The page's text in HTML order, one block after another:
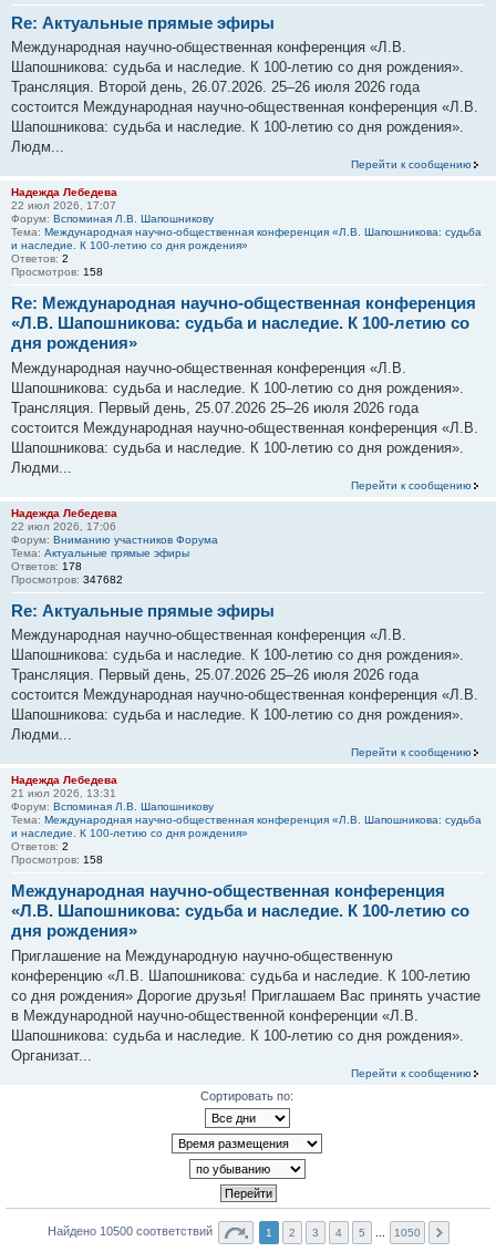
Re: Актуальные прямые эфиры
Международная научно-общественная конференция «Л.В.
Шапошникова: судьба и наследие. К 100-летию со дня рождения».
Трансляция. Второй день, 26.07.2026. 25–26 июля 2026 года
состоится Международная научно-общественная конференция «Л.В.
Шапошникова: судьба и наследие. К 100-летию со дня рождения».
Людм...
Перейти к сообщению
Надежда Лебедева
22 июл 2026, 17:07
Форум: Вспоминая Л.В. Шапошникову
Тема: Международная научно-общественная конференция «Л.В. Шапошникова: судьба
и наследие. К 100-летию со дня рождения»
Ответов: 2
Просмотров: 158
Re: Международная научно-общественная конференция
«Л.В. Шапошникова: судьба и наследие. К 100-летию со
дня рождения»
Международная научно-общественная конференция «Л.В.
Шапошникова: судьба и наследие. К 100-летию со дня рождения».
Трансляция. Первый день, 25.07.2026 25–26 июля 2026 года
состоится Международная научно-общественная конференция «Л.В.
Шапошникова: судьба и наследие. К 100-летию со дня рождения».
Людми...
Перейти к сообщению
Надежда Лебедева
22 июл 2026, 17:06
Форум: Вниманию участников Форума
Тема: Актуальные прямые эфиры
Ответов: 178
Просмотров: 347682
Re: Актуальные прямые эфиры
Международная научно-общественная конференция «Л.В.
Шапошникова: судьба и наследие. К 100-летию со дня рождения».
Трансляция. Первый день, 25.07.2026 25–26 июля 2026 года
состоится Международная научно-общественная конференция «Л.В.
Шапошникова: судьба и наследие. К 100-летию со дня рождения».
Людми...
Перейти к сообщению
Надежда Лебедева
21 июл 2026, 13:31
Форум: Вспоминая Л.В. Шапошникову
Тема: Международная научно-общественная конференция «Л.В. Шапошникова: судьба
и наследие. К 100-летию со дня рождения»
Ответов: 2
Просмотров: 158
Международная научно-общественная конференция
«Л.В. Шапошникова: судьба и наследие. К 100-летию со
дня рождения»
Приглашение на Международную научно-общественную
конференцию «Л.В. Шапошникова: судьба и наследие. К 100-летию
со дня рождения» Дорогие друзья! Приглашаем Вас принять участие
в Международной научно-общественной конференции «Л.В.
Шапошникова: судьба и наследие. К 100-летию со дня рождения».
Организат...
Перейти к сообщению
Сортировать по:
Найдено 10500 соответствий 1 2 3 4 5 1050